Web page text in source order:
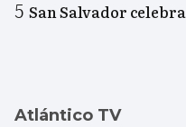
San Salvador
Atlántico TV